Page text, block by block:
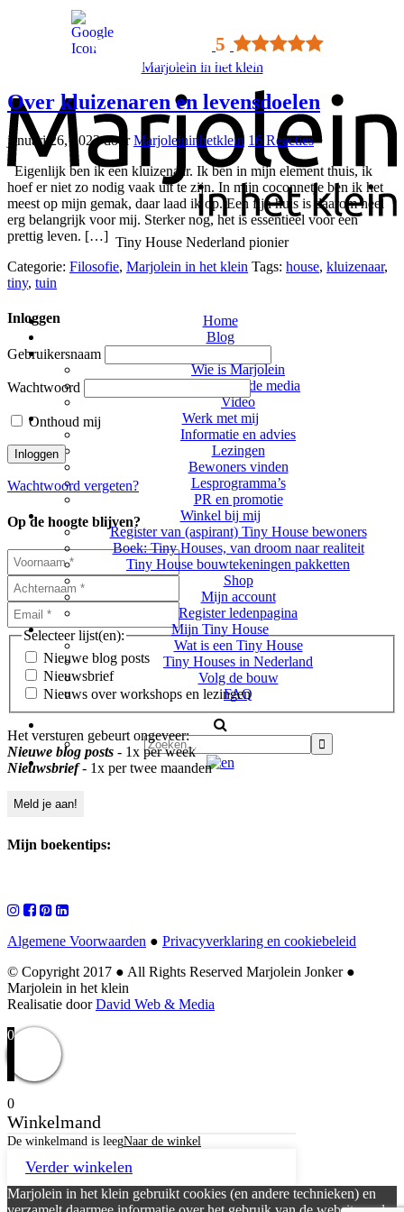
Google rating 5
Gebaseerd op 42 reviews
Marjolein in het klein
Tiny House Nederland pionier
Home
Blog
Wie is Marjolein
Marjolein in de media
Video
Werk met mij
Informatie en advies
Lezingen
Bewoners vinden
Lesprogramma’s
PR en promotie
Winkel bij mij
Register van (aspirant) Tiny House bewoners
Boek: Tiny Houses, van droom naar realiteit
Tiny House bouwtekeningen pakketten
Shop
Mijn account
Register ledenpagina
Mijn Tiny House
Wat is een Tiny House
Tiny Houses in Nederland
Volg de bouw
FAQ
Over kluizenaren en levensdoelen
januari 26, 2022doorMarjoleininhetklein 16 Reacties
Eigenlijk ben ik een kluizenaar. Ik ben in mijn element thuis, ik
hoef er niet zo nodig vaak uit te zijn. In mijn coconnetje ben ik het
meest op mijn gemak, daar laad ik op. Een fijn huis is daarom heel
erg belangrijk voor mij. Sterker nog, het is essentieel voor een
prettig leven. […]
Categorie: Filosofie, Marjolein in het klein Tags: house, kluizenaar,
tiny, tuin
Inloggen
Gebruikersnaam
Wachtwoord
Onthoud mij
Wachtwoord vergeten?
Op de hoogte blijven?
Selecteer lijst(en):
Nieuwe blog posts
Nieuwsbrief
Nieuws over workshops en lezingen
Het versturen gebeurt ongeveer:
Nieuwe blog posts - 1x per week
Nieuwsbrief- 1x per twee maanden
Mijn boekentips:
Algemene Voorwaarden ● Privacyverklaring en cookiebeleid
© Copyright 2017 ● All Rights Reserved Marjolein Jonker ●
Marjolein in het klein
Realisatie doorDavid Web & Media
0
0
Winkelmand
De winkelmand is leegNaar de winkel
Verder winkelen
Marjolein in het klein gebruikt cookies (en andere technieken) en